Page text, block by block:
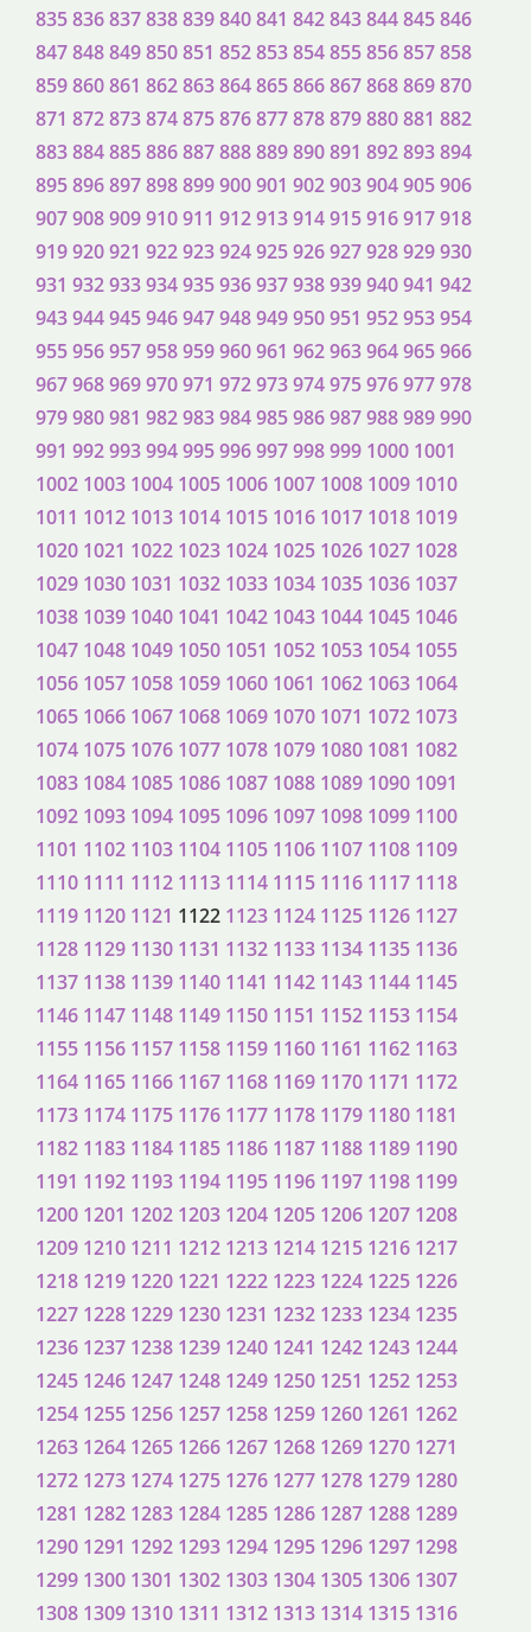
835836837838839840841 842843844845846
847848849850851 852853854855856857858
859860861 862863864865866867868869870
871 872873874875876877878879880881 882
883884885886887888889890891 892893894
895896897898899900901 902903904905906
907908909910911 912913914915916917918
919920921 922923924925926927928929930
931 932933934935936937938939940941 942
943944945946947948949950951 952953954
955956957958959960961 962963964965966
967968969970971 972973974975976977978
979980981 982983984985986987988989990
991 992993994995996997998999 1000 1001
1002 1003 1004 1005 1006 1007 1008 1009 1010
1011 1012 1013 1014 1015 1016 1017 1018 1019
1020 1021 1022 1023 1024 1025 1026 1027 1028
1029 1030 1031 1032 1033 1034 1035 1036 1037
1038 1039 1040 1041 1042 1043 1044 1045 1046
1047 1048 1049 1050 1051 1052 1053 1054 1055
1056 1057 1058 1059 1060 1061 1062 1063 1064
1065 1066 1067 1068 1069 1070 1071 1072 1073
1074 1075 1076 1077 1078 1079 1080 1081 1082
1083 1084 1085 1086 1087 1088 1089 1090 1091
1092 1093 1094 1095 1096 1097 1098 1099 1100
1101 1102 1103 1104 1105 1106 1107 1108 1109
1110 1111 1112 1113 1114 1115 1116 1117 1118
1119 1120 1121 1122 1123 1124 1125 1126 1127
1128 1129 1130 1131 1132 1133 1134 1135 1136
1137 1138 1139 1140 1141 1142 1143 1144 1145
1146 1147 1148 1149 1150 1151 1152 1153 1154
1155 1156 1157 1158 1159 1160 1161 1162 1163
1164 1165 1166 1167 1168 1169 1170 1171 1172
1173 1174 1175 1176 1177 1178 1179 1180 1181
1182 1183 1184 1185 1186 1187 1188 1189 1190
1191 1192 1193 1194 1195 1196 1197 1198 1199
1200 1201 1202 1203 1204 1205 1206 1207 1208
1209 1210 1211 1212 1213 1214 1215 1216 1217
1218 1219 1220 1221 1222 1223 1224 1225 1226
1227 1228 1229 1230 1231 1232 1233 1234 1235
1236 1237 1238 1239 1240 1241 1242 1243 1244
1245 1246 1247 1248 1249 1250 1251 1252 1253
1254 1255 1256 1257 1258 1259 1260 1261 1262
1263 1264 1265 1266 1267 1268 1269 1270 1271
1272 1273 1274 1275 1276 1277 1278 1279 1280
1281 1282 1283 1284 1285 1286 1287 1288 1289
1290 1291 1292 1293 1294 1295 1296 1297 1298
1299 1300 1301 1302 1303 1304 1305 1306 1307
1308 1309 1310 1311 1312 1313 1314 1315 1316